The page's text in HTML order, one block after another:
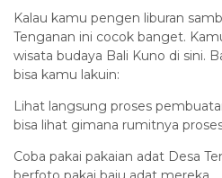
Kalau kamu pengen liburan
Tenganan ini cocok banget.
wisata budaya Bali Kuno di sini.
bisa kamu lakuin:
Lihat langsung proses
bisa lihat gimana rumitnya
Coba pakai pakaian adat Desa